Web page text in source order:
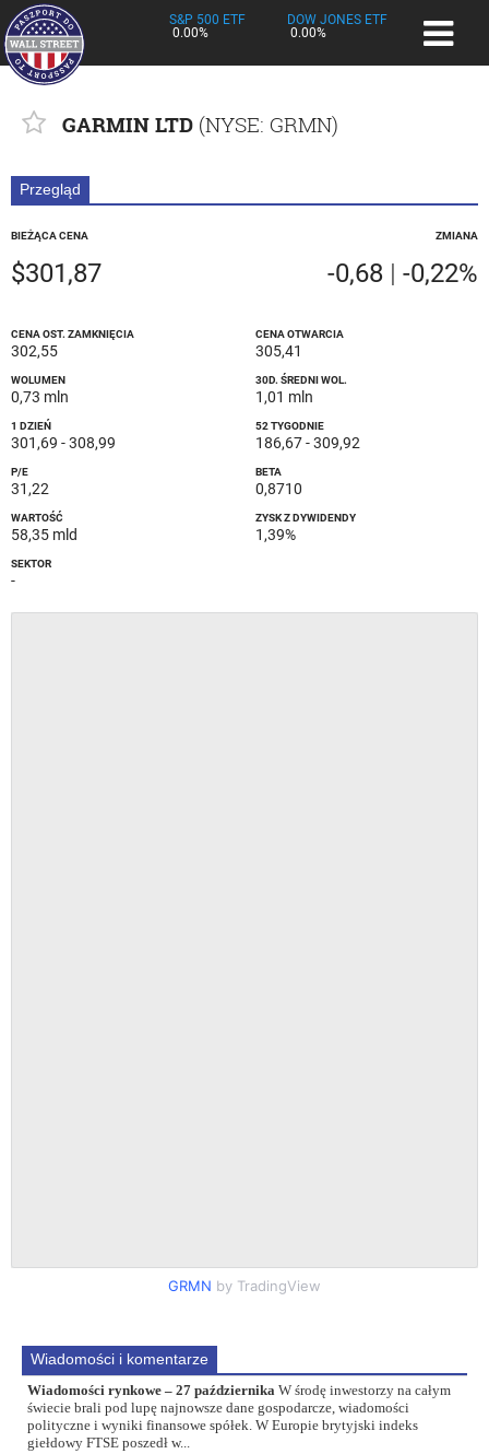
S&P 500 ETF
0.00%
DOW JONES ETF
0.00%
GARMIN LTD (NYSE: GRMN)
Przegląd
BIEŻĄCA CENA
$301,87
ZMIANA
-0,68 | -0,22%
CENA OST. ZAMKNIĘCIA
302,55
CENA OTWARCIA
305,41
WOLUMEN
0,73 mln
30D. ŚREDNI WOL.
1,01 mln
1 DZIEŃ
301,69 -308,99
52 TYGODNIE
186,67-309,92
P/E
31,22
BETA
0,8710
WARTOŚĆ
58,35 mld
ZYSK Z DYWIDENDY
1,39%
SEKTOR
-
GRMN by TradingView
Wiadomości i komentarze
Wiadomości rynkowe – 27 października W środę inwestorzy na całym
świecie brali pod lupę najnowsze dane gospodarcze, wiadomości
polityczne i wyniki finansowe spółek. W Europie brytyjski indeks
giełdowy FTSE poszedł w...